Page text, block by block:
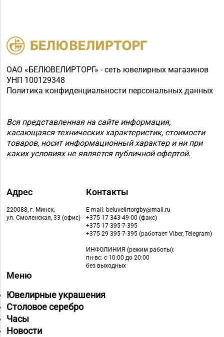
ОАО «БЕЛЮВЕЛИРТОРГ» - сеть ювелирных магазинов
УНП 100129348
Политика конфиденциальности персональных данных
Вся представленная на сайте информация,
касающаяся технических характеристик, стоимости
товаров, носит информационный характер и ни при
каких условиях не является публичной офертой.
Адрес
220088, г. Минск,
ул. Смоленская, 33 (офис)
Контакты
E-mail: beluvelirtorgby@mail.ru
+375 17 343-49-00 (факс)
+375 17 395-7-395
+375 29 395-7-395 (работает Viber, Telegram)
ИНФОЛИНИЯ (режим работы):
пн-вс: с 10:00 до 20:00
без выходных
Меню
Ювелирные украшения
Столовое серебро
Часы
Новости